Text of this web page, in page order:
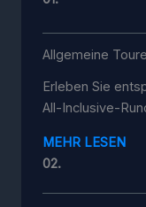
Allgemeine
Erleben Sie
All-Inclusive-
MEHR LESEN
02.